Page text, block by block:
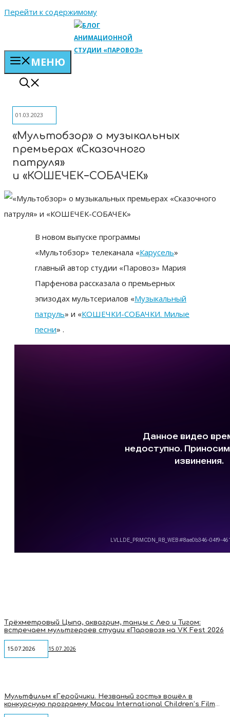
Перейти к содержимому
МЕНЮ
«Мультобзор» о музыкальных
премьерах «Сказочного
патруля»
и «КОШЕЧЕК−СОБАЧЕК»
01.03.2023
В новом выпуске программы
«Мультобзор» телеканала «Карусель»
главный автор студии «Паровоз» Мария
Парфенова рассказала о премьерных
эпизодах мультсериалов «Музыкальный
патруль» и «КОШЕЧКИ-СОБАЧКИ. Милые
песни» .
Трёхметровый Цыпа, аквагрим, танцы с Лео и Тигом:
встречаем мультгероев студии «Паровоз» на VK Fest 2026
15.07.2026 15.07.2026
Мультфильм «Геройчики. Незваный гость» вошёл в
конкурсную программу Macau International Children’s Film